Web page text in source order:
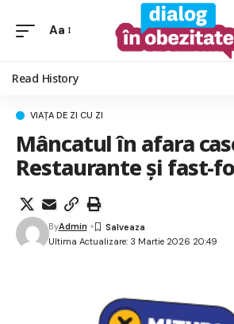
Aa
Read History
VIAȚA DE ZI CU ZI
Mâncatul în afara
Restaurante și fast-
Ultima Actualizare: 3 Martie 2026 20:49
ByAdmin